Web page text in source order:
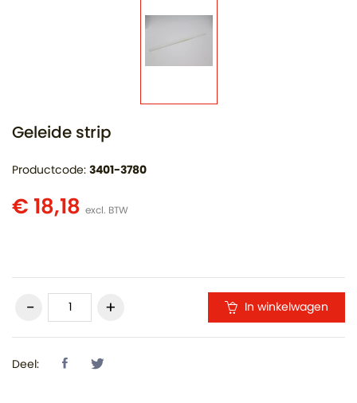
Geleide strip
Productcode: 3401-3780
€ 18,18 excl. BTW
In winkelwagen
Deel: